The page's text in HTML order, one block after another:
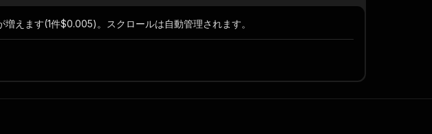
えます(1件$0.005)。スクロールは自動管理されます。